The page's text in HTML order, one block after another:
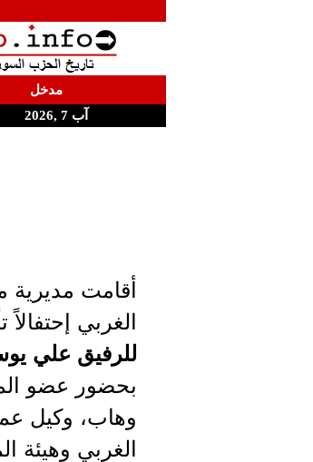
مدخل
آب 7 ,2026
أقامت مديرية
الغربي إحتفالاً
للرفيق علي
بحضور عضو
وهاب، وكيل
الغربي وهيئة